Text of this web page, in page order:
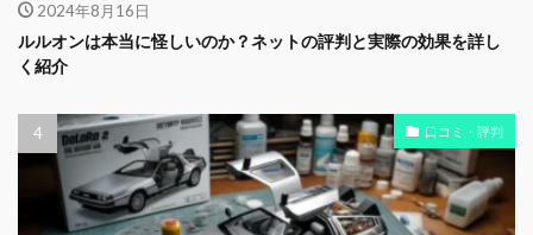
2024年8月16日
ルルオンは本当に怪しいのか？ネットの評判と実際の効果を詳し
く紹介
口コミ・評判